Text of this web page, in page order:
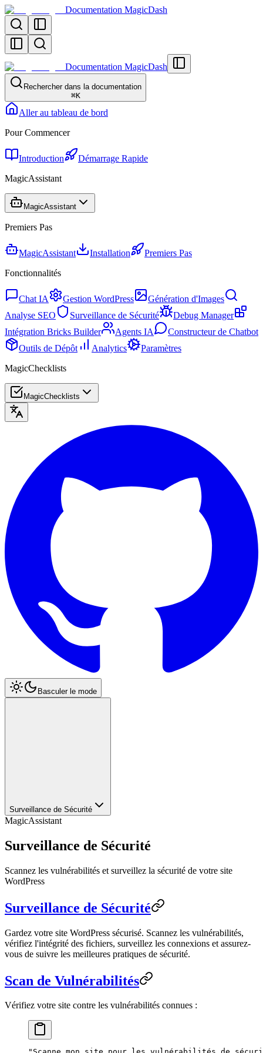
Documentation MagicDash
Documentation MagicDash
Rechercher dans la documentation
⌘K
Aller au tableau de bord
Pour Commencer
Introduction
Démarrage Rapide
MagicAssistant
MagicAssistant
Premiers Pas
MagicAssistant Installation
Premiers Pas
Fonctionnalités
Chat IA Gestion WordPress
Génération d'Images
Analyse SEO
Surveillance de Sécurité
Debug Manager
Intégration Bricks Builder
Agents IA
Constructeur de Chatbot
Outils de Dépôt
Analytics
Paramètres
MagicChecklists
MagicChecklists
Basculer le mode
Surveillance de Sécurité
MagicAssistant
Surveillance de Sécurité
Scannez les vulnérabilités et surveillez la sécurité de votre site
WordPress
Surveillance de Sécurité
Gardez votre site WordPress sécurisé. Scannez les vulnérabilités,
vérifiez l'intégrité des fichiers, surveillez les connexions et assurez-
vous de suivre les meilleures pratiques de sécurité.
Scan de Vulnérabilités
Vérifiez votre site contre les vulnérabilités connues :